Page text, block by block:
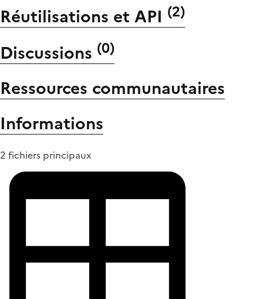
Réutilisations et API (2)
Discussions (0)
Ressources communautaires
Informations
2 fichiers principaux